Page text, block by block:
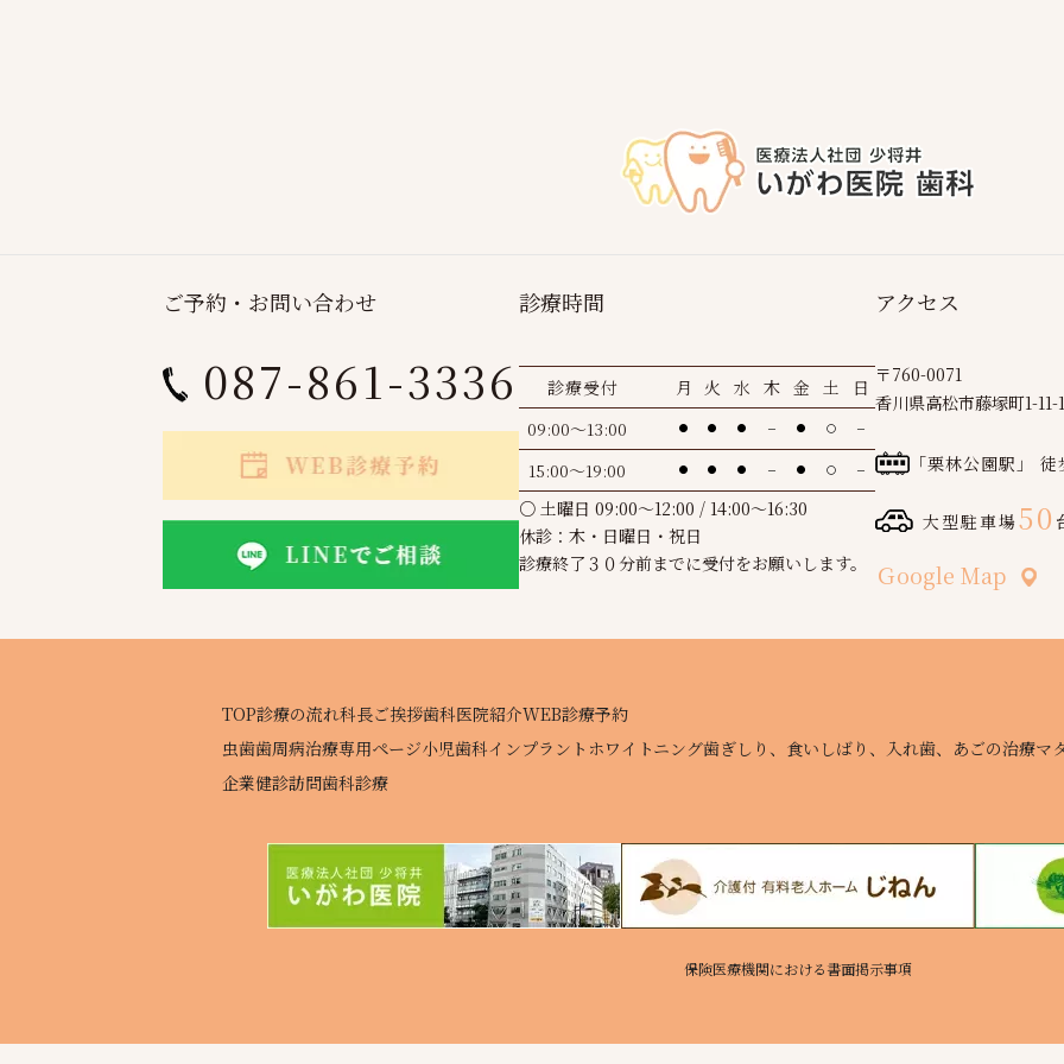
ご予約・お問い合わせ
087-861-3336
診療時間
診療受付 月 火 水 木 金 土
日
09:00～13:00
● ● ● － ● 〇 －
15:00～19:00 ● ● ● － ● 〇 －
○ 土曜日 09:00～12:00 / 14:00～16:30
休診：木・日曜日・祝日
診療終了３０分前までに受付をお願いします。
アクセス
〒760-0071
香川県高松市藤塚町1-11-1
「栗林公園駅」 徒
大型駐車場50
Ｇoogle Map
TOP診療の流れ科長ご挨拶歯科医院紹介WEB診療予約
虫歯歯周病治療専用ページ小児歯科インプラント ホワイトニング歯ぎしり、食いしばり、入れ歯、あごの治療マ
企業健診訪問歯科診療
保険医療機関における書面掲示事項